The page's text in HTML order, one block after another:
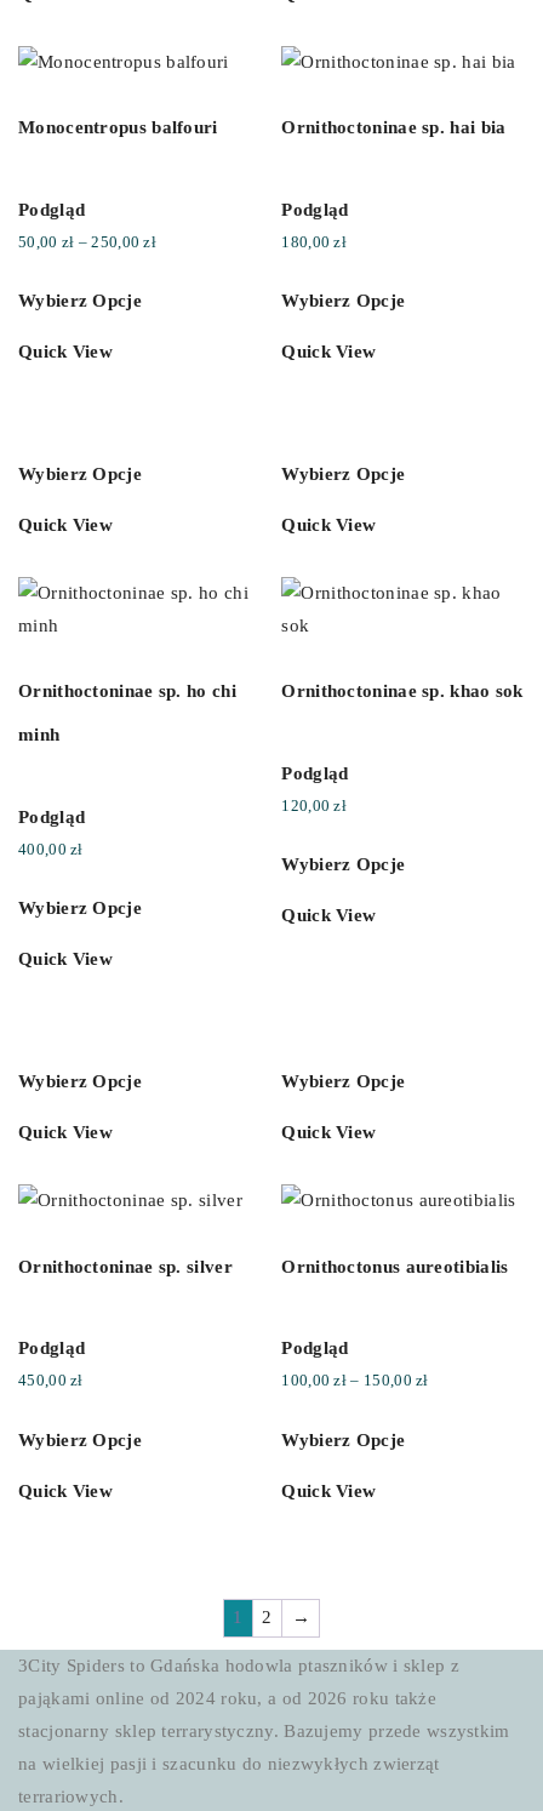
Monocentropus balfouri
Podgląd
50,00 zł – 250,00złZakres
Wybierz Opcje
Quick View
Ornithoctoninae sp. hai bia
Podgląd
180,00zł
Wybierz Opcje
Quick View
Wybierz Opcje
Quick View
Ornithoctoninae sp. ho chi
minh
Podgląd
400,00zł
Wybierz Opcje
Quick View
Wybierz Opcje
Quick View
Ornithoctoninae sp. khao sok
Podgląd
120,00zł
Wybierz Opcje
Quick View
Wybierz Opcje
Quick View
Ornithoctoninae sp. silver
Podgląd
450,00zł
Wybierz Opcje
Quick View
Wybierz Opcje
Quick View
Ornithoctonus aureotibialis
Podgląd
100,00zł – 150,00złZakres
Wybierz Opcje
Quick View
1 2 →
3City Spiders to Gdańska hodowla ptaszników i sklep z
pająkami online od 2024 roku, a od 2026 roku także
stacjonarny sklep terrarystyczny. Bazujemy przede wszystkim
na wielkiej pasji i szacunku do niezwykłych zwierząt
terrariowych.